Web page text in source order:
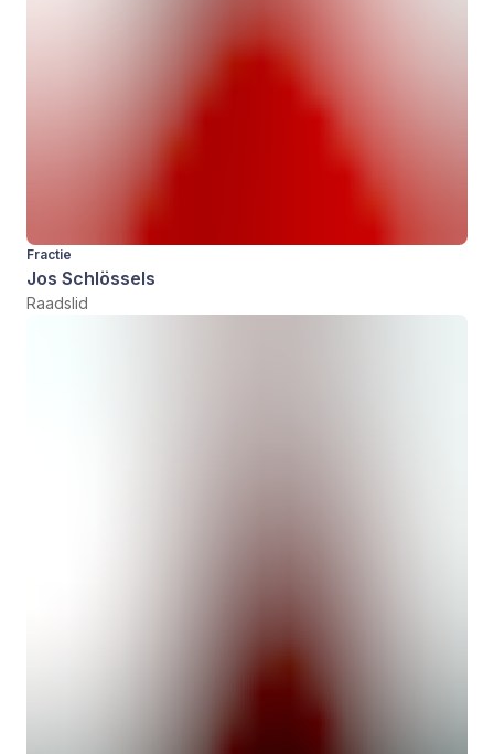
Fractie
Jos Schlössels
Raadslid